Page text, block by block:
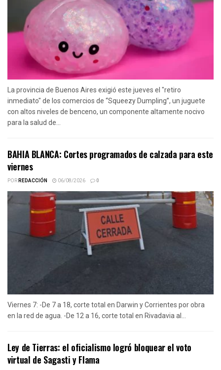
La provincia de Buenos Aires exigió este jueves el "retiro
inmediato" de los comercios de “Squeezy Dumpling”, un juguete
con altos niveles de benceno, un componente altamente nocivo
para la salud de...
BAHIA BLANCA: Cortes programados de calzada para este
viernes
PORREDACCIÓN 06/08/2026 0
Viernes 7: -De 7 a 18, corte total en Darwin y Corrientes por obra
en la red de agua. -De 12 a 16, corte total en Rivadavia al...
Ley de Tierras: el oficialismo logró bloquear el voto
virtual de Sagasti y Flama